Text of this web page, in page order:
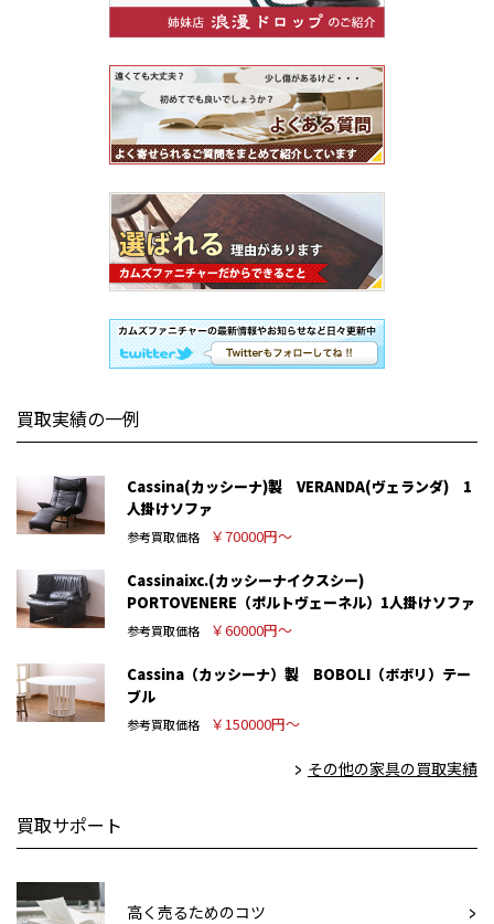
買取実績の一例
Cassina(カッシーナ)製 VERANDA(ヴェランダ) 1
人掛けソファ
参考買取価格 ￥70000円～
Cassinaixc.(カッシーナイクスシー)
PORTOVENERE（ポルトヴェーネル）1人掛けソファ
参考買取価格 ￥60000円～
Cassina（カッシーナ）製 BOBOLI（ボボリ）テー
ブル
参考買取価格 ￥150000円～
その他の家具の買取実績
買取サポート
高く売るためのコツ